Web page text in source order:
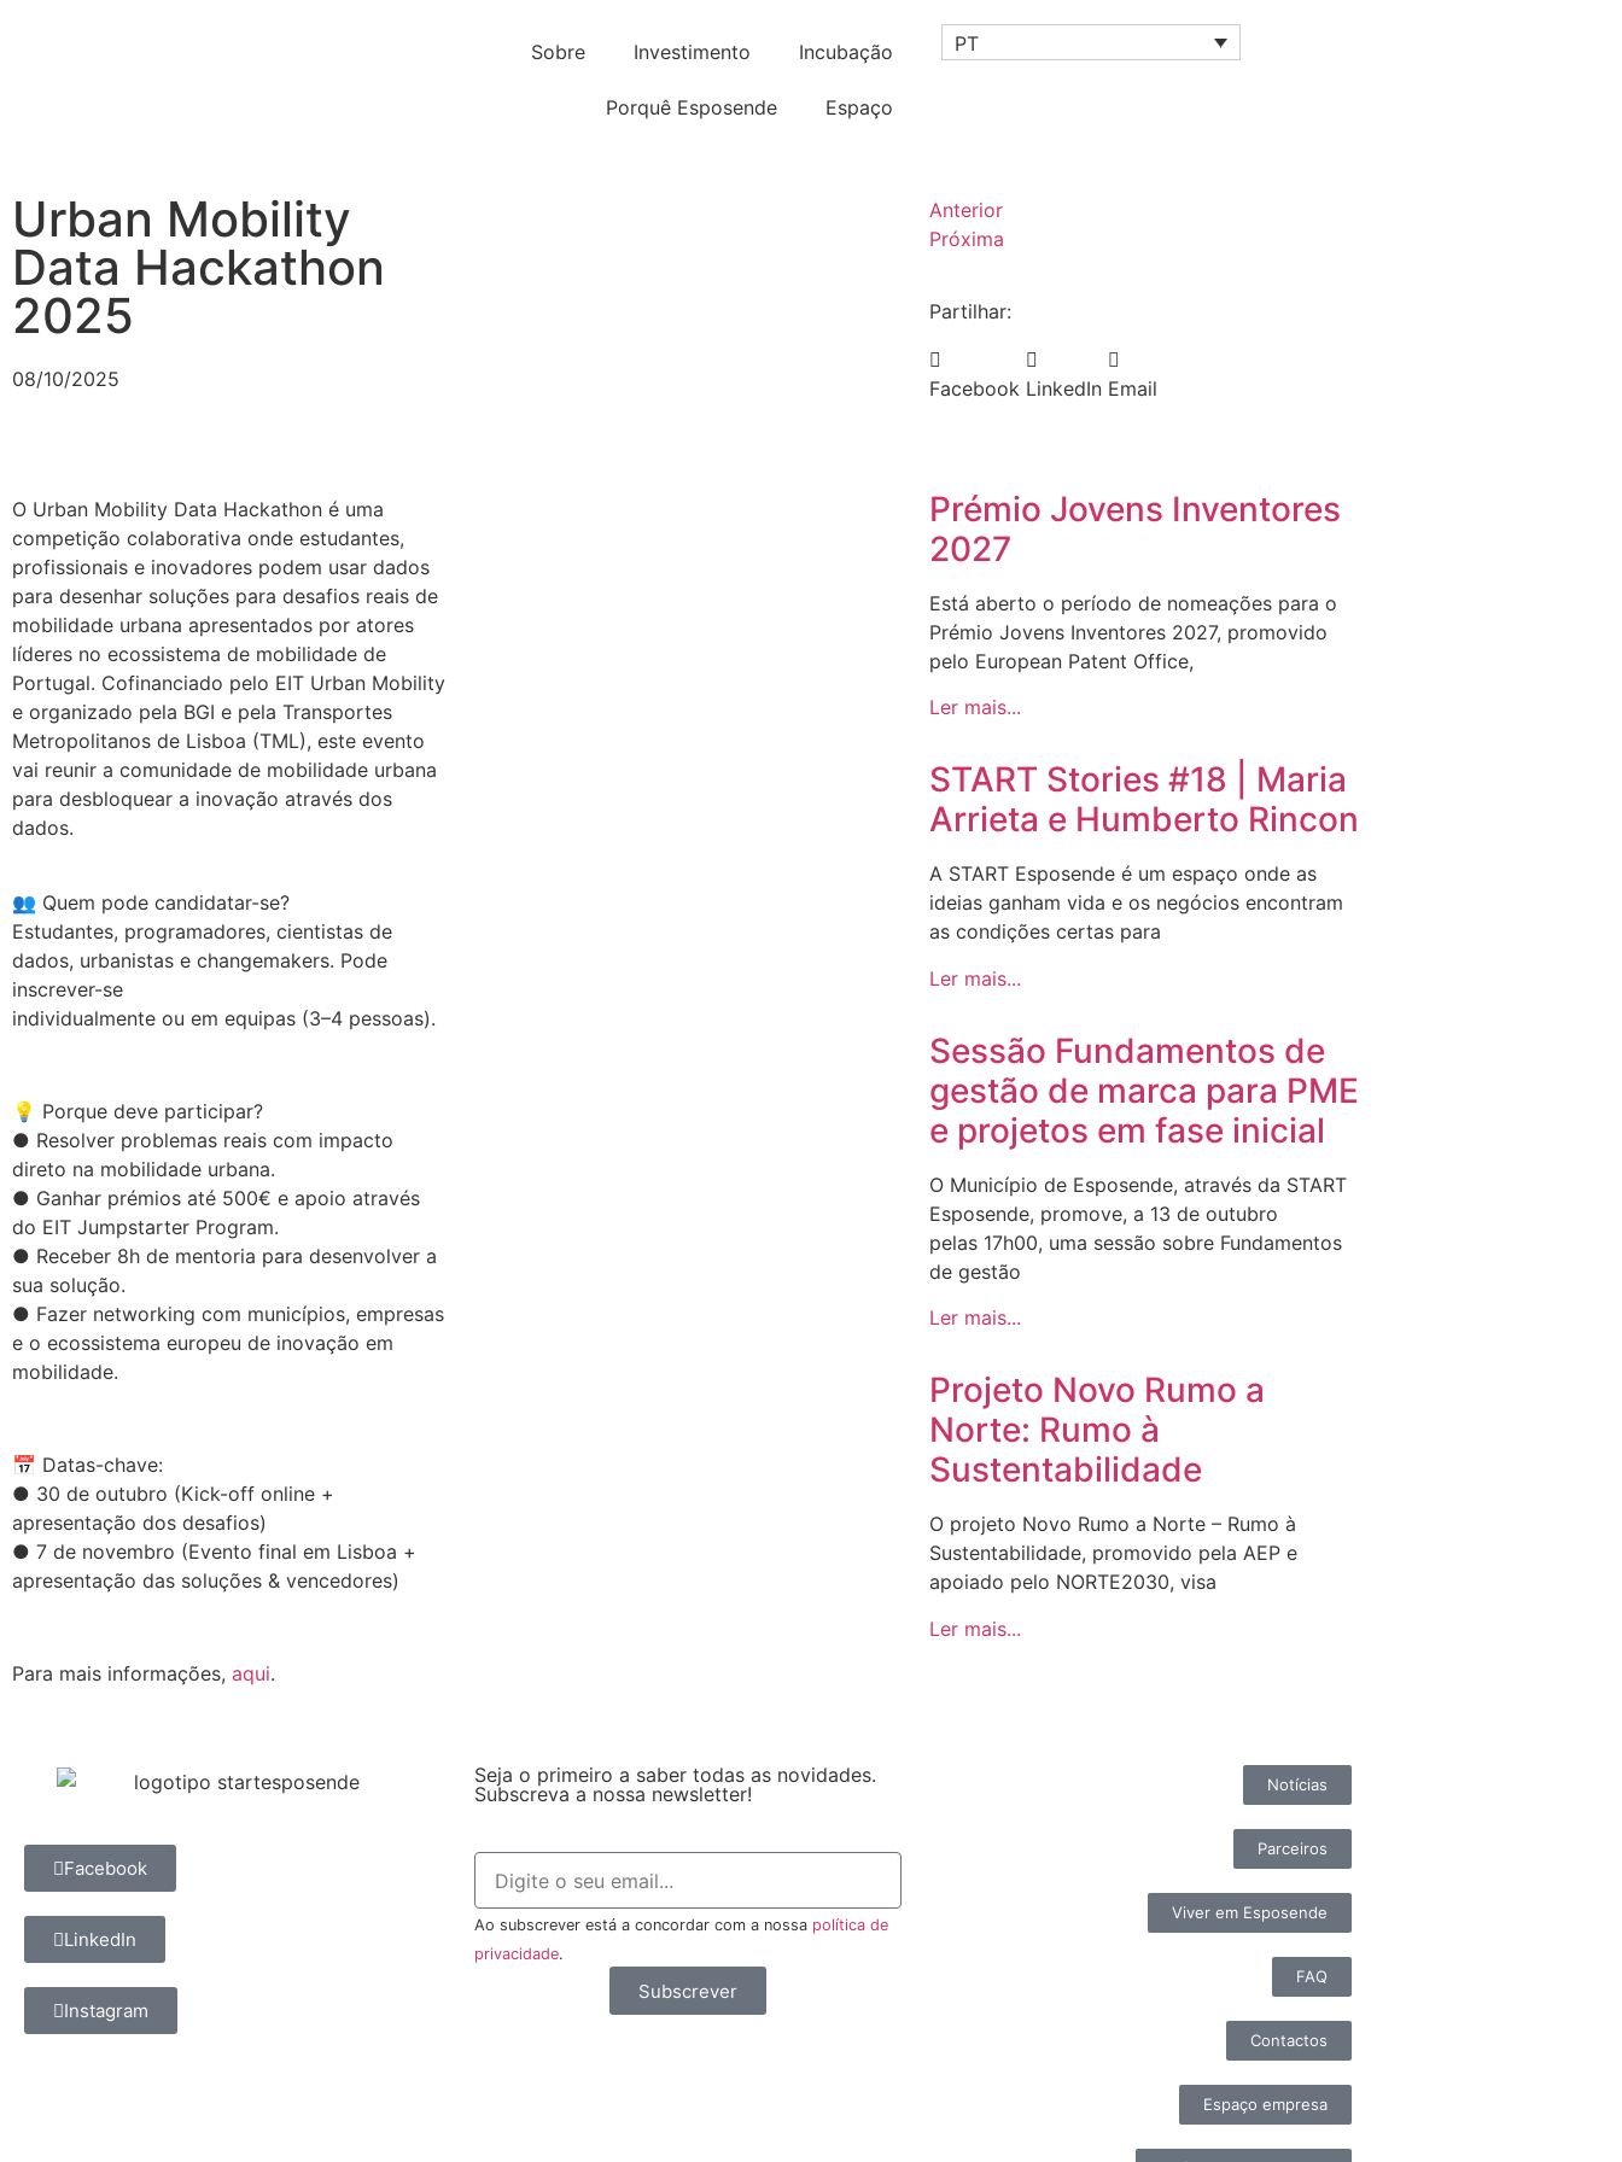
Sobre Investimento Incubação
Porquê Esposende Espaço
PT
Urban Mobility
Data Hackathon
2025
08/10/2025
O Urban Mobility Data Hackathon é uma
competição colaborativa onde estudantes,
profissionais e inovadores podem usar dados
para desenhar soluções para desafios reais de
mobilidade urbana apresentados por atores
líderes no ecossistema de mobilidade de
Portugal. Cofinanciado pelo EIT Urban Mobility
e organizado pela BGI e pela Transportes
Metropolitanos de Lisboa (TML), este evento
vai reunir a comunidade de mobilidade urbana
para desbloquear a inovação através dos
dados.
👥 Quem pode candidatar-se?
Estudantes, programadores, cientistas de
dados, urbanistas e changemakers. Pode
inscrever-se
individualmente ou em equipas (3–4 pessoas).
💡 Porque deve participar?
● Resolver problemas reais com impacto
direto na mobilidade urbana.
● Ganhar prémios até 500€ e apoio através
do EIT Jumpstarter Program.
● Receber 8h de mentoria para desenvolver a
sua solução.
● Fazer networking com municípios, empresas
e o ecossistema europeu de inovação em
mobilidade.
📅 Datas-chave:
● 30 de outubro (Kick-off online +
apresentação dos desafios)
● 7 de novembro (Evento final em Lisboa +
apresentação das soluções & vencedores)
Para mais informações, aqui.
Anterior
Próxima
Partilhar:
Facebook LinkedIn Email
Prémio Jovens Inventores
2027
Está aberto o período de nomeações para o
Prémio Jovens Inventores 2027, promovido
pelo European Patent Office,
Ler mais...
START Stories #18 | Maria
Arrieta e Humberto Rincon
A START Esposende é um espaço onde as
ideias ganham vida e os negócios encontram
as condições certas para
Ler mais...
Sessão Fundamentos de
gestão de marca para PME
e projetos em fase inicial
O Município de Esposende, através da START
Esposende, promove, a 13 de outubro
pelas 17h00, uma sessão sobre Fundamentos
de gestão
Ler mais...
Projeto Novo Rumo a
Norte: Rumo à
Sustentabilidade
O projeto Novo Rumo a Norte – Rumo à
Sustentabilidade, promovido pela AEP e
apoiado pelo NORTE2030, visa
Ler mais...
Facebook
LinkedIn
Instagram
Seja o primeiro a saber todas as novidades.
Subscreva a nossa newsletter!
Ao subscrever está a concordar com a nossa política de
privacidade.
Subscrever
Notícias
Parceiros
Viver em Esposende
FAQ
Contactos
Espaço empresa